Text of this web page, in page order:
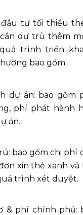
đầu tư tối thiểu
dự trù thêm
trình triển
bao gồm:
dự án: bao gồm
phí phát hành
án.
bao gồm chi phí
xin thẻ xanh
trình xét duyệt.
& phí chính phủ: